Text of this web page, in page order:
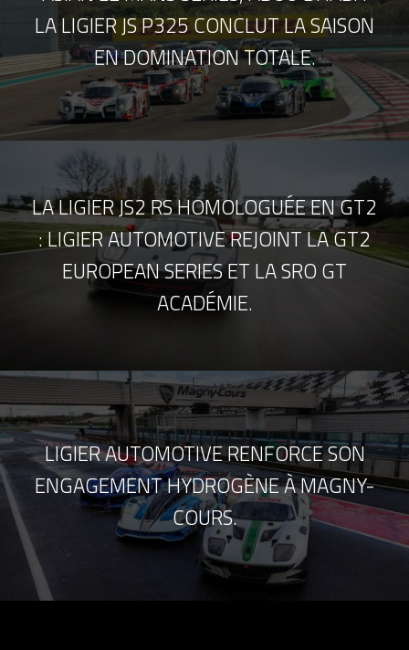
LA LIGIER JS P325 CONCLUT LA SAISON
EN DOMINATION TOTALE.
LA LIGIER JS2 RS HOMOLOGUÉE EN GT2
: LIGIER AUTOMOTIVE REJOINT LA GT2
EUROPEAN SERIES ET LA SRO GT
ACADÉMIE.
LIGIER AUTOMOTIVE RENFORCE SON
ENGAGEMENT HYDROGÈNE À MAGNY-
COURS.